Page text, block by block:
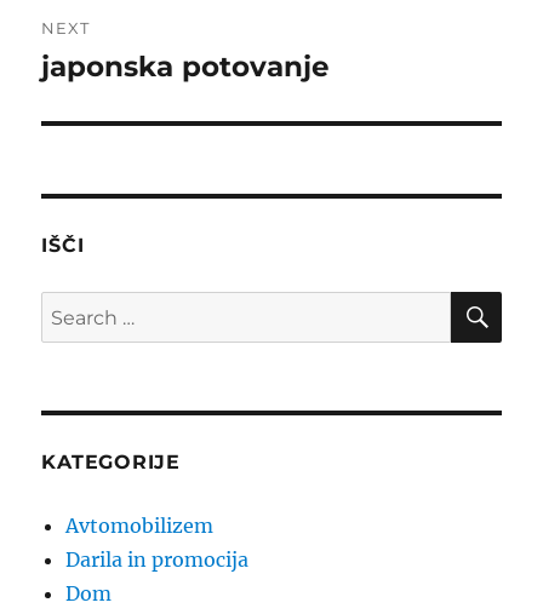
NEXT
Next
japonska potovanje
IŠČI
Search
for:
KATEGORIJE
Avtomobilizem
Darila in promocija
Dom